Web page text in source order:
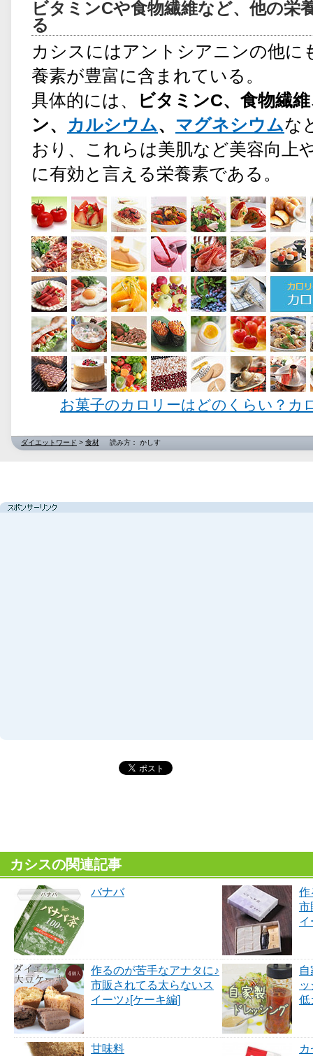
ビタミンCや食物繊維など、他の栄
る
カシスにはアントシアニンの他に
養素が豊富に含まれている。
具体的には、
ビタミンC、食物繊
ン、
カルシウム、 マグネシウムな
おり、これらは美肌など美容向上
に有効と言える栄養素である。
お菓子のカロリーはどのくらい？カ
ダイエットワード > 食材 読み方： かしす
カシスの関連記事
バナバ
作
市
イ
作るのが苦手なアナタに♪
市販されてる太らないス
イーツ♪[ケーキ編]
低
甘味料